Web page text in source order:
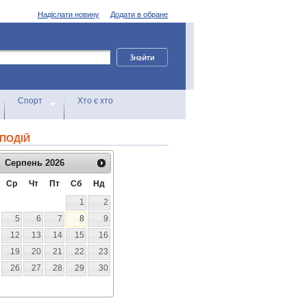
Додати в обране
Надіслати новину
Спорт Хто є хто
Серпень 2026
Ср Чт Пт Сб
Нд
1
2
5 6 7 8
9
12 13 14 15
16
19 20 21 22
23
26 27 28 29
30